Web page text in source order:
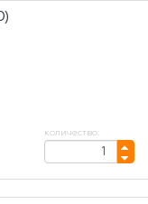
количество: